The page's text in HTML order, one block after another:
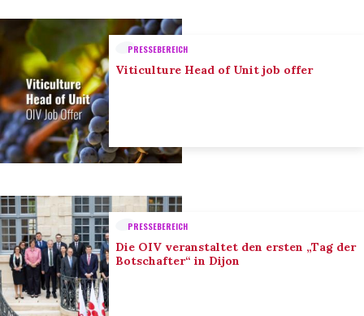
PRESSEBEREICH
Viticulture Head of Unit job offer
PRESSEBEREICH
Die OIV veranstaltet den ersten „Tag der
Botschafter“ in Dijon